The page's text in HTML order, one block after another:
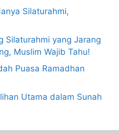
Silaturahmi,
Silaturahmi yang Jarang
Muslim Wajib Tahu!
Puasa Ramadhan
Utama dalam Sunah